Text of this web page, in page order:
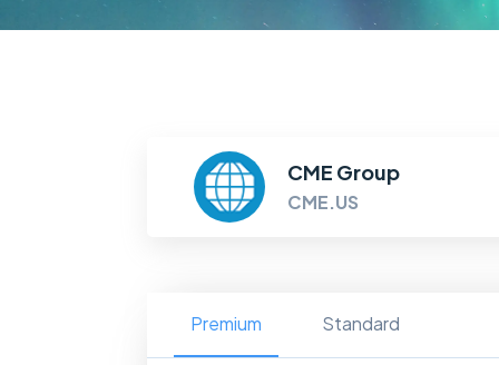
CME Group
CME.US
Premium Standard